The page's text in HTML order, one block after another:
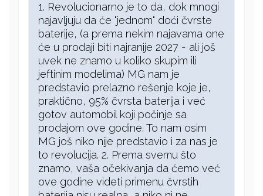
1. Revolucionarno je to da, dok mnogi
najavljuju da će "jednom" doći čvrste
baterije, (a prema nekim najavama one
će u prodaji biti najranije 2027 - ali još
uvek ne znamo u koliko skupim ili
jeftinim modelima) MG nam je
predstavio prelazno rešenje koje je,
praktično, 95% čvrsta baterija i već
gotov automobil koji počinje sa
prodajom ove godine. To nam osim
MG još niko nije predstavio i za nas je
to revolucija. 2. Prema svemu što
znamo, vaša očekivanja da ćemo već
ove godine videti primenu čvrstih